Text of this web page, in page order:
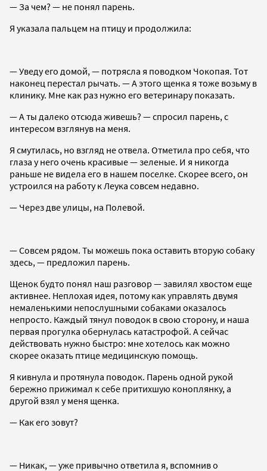
— За чем? — не понял парень.
Я указала пальцем на птицу и продолжила:
— Уведу его домой, — потрясла я поводком Чокопая. Тот
наконец перестал рычать. — А этого щенка я тоже возьму в
клинику. Мне как раз нужно его ветеринару показать.
— А ты далеко отсюда живешь? — спросил парень, с
интересом взглянув на меня.
Я смутилась, но взгляд не отвела. Отметила про себя, что
глаза у него очень красивые — зеленые. И я никогда
раньше не видела его в нашем поселке. Скорее всего, он
устроился на работу к Леука совсем недавно.
— Через две улицы, на Полевой.
— Совсем рядом. Ты можешь пока оставить вторую собаку
здесь, — предложил парень.
Щенок будто понял наш разговор — завилял хвостом еще
активнее. Неплохая идея, потому как управлять двумя
немаленькими непослушными собаками оказалось
непросто. Каждый тянул поводок в свою сторону, и наша
первая прогулка обернулась катастрофой. А сейчас
действовать нужно быстро: мне хотелось как можно
скорее оказать птице медицинскую помощь.
Я кивнула и протянула поводок. Парень одной рукой
бережно прижимал к себе притихшую коноплянку, а
другой взял у меня щенка.
— Как его зовут?
— Никак, — уже привычно ответила я, вспомнив о